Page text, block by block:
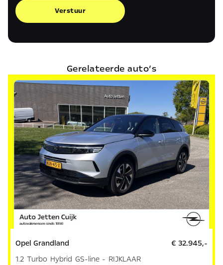
Verstuur
Gerelateerde auto’s
Opel Grandland
1.2 Turbo Hybrid GS-line - RIJKLAAR
€ 32.945,-